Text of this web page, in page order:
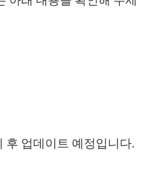
후 업데이트 예정입니다.